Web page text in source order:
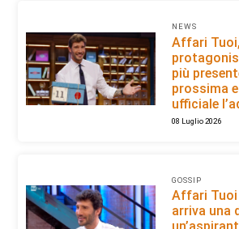
NEWS
Affari
più
prossima
ufficiale
08 Luglio 2026
GOSSIP
Affari Tuoi
arriva una